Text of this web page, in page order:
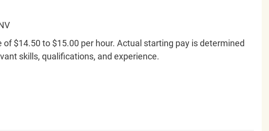
$14.50 to $15.00 per hour. Actual starting pay is determined
skills, qualifications, and experience.